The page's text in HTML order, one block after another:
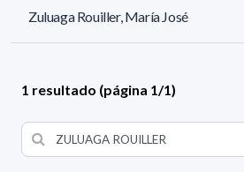
Zuluaga Rouiller, María José
1 resultado (página 1/1)